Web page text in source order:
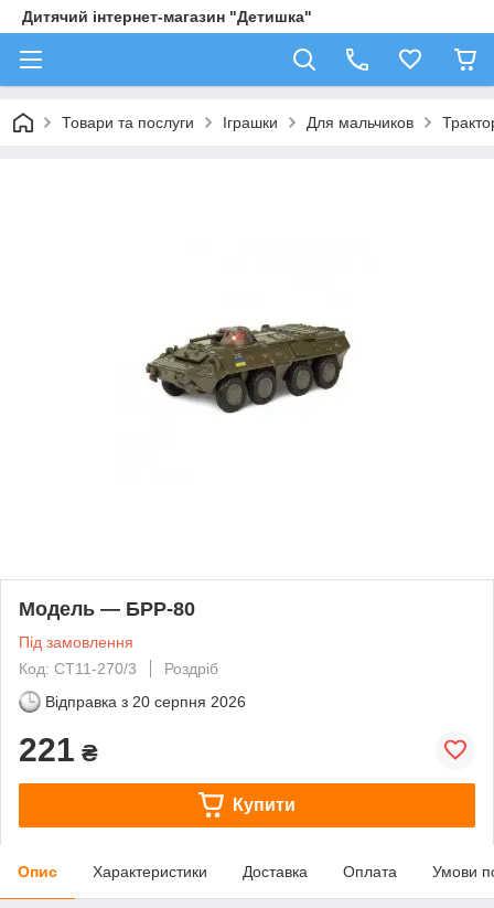
Дитячий інтернет-магазин "Детишка"
Товари та послуги Іграшки Для мальчиков
Модель — БРР-80
Під замовлення
Код: CT11-270/3
Роздріб
Відправка з 20 серпня 2026
221 ₴
Купити
Опис Характеристики Доставка Оплата Умови